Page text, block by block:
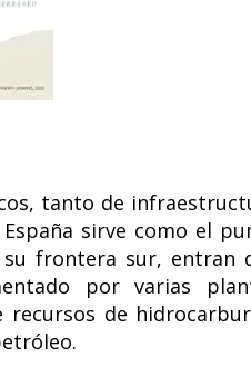
tanto de
sirve como el
frontera sur, entran
por varias
de